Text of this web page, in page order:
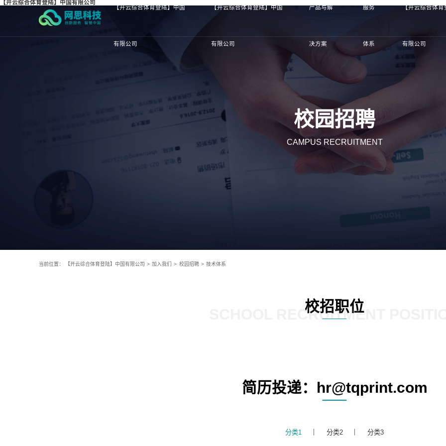
【开云综合体育登陆】中国有限公司
【开云综合体育登陆】中国
有限公司
【开云综合体育登陆】中国
有限公司
产品与解
决方案
服务
体系
【开云综合体育
有限公司
校园招聘
CAMPUS RECRUITMENT
当前位置： 【开云综合体育登陆】中国有限公司 > 加入我们 > 校园招聘 > 技术体系
校招职位
SCHOOL RECRUITMENT
简历投递：hr@tqprint.com
分类1 分类2 分类3